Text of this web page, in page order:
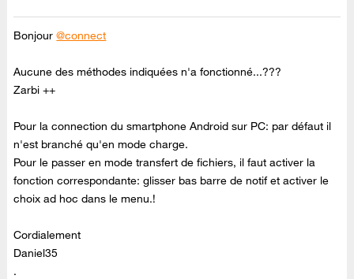
Bonjour@connect
Aucune des méthodes indiquées n'a fonctionné...???
Zarbi ++
Pour la connection du smartphone Android sur PC: par défaut il
n'est branché qu'en mode charge.
Pour le passer en mode transfert de fichiers, il faut activer la
fonction correspondante: glisser bas barre de notif et activer le
choix ad hoc dans le menu.!
Cordialement
Daniel35
.